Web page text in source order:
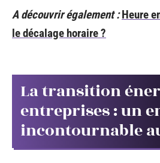
A découvrir également : Heure
le décalage horaire ?
La transition
entreprises : un
incontournable